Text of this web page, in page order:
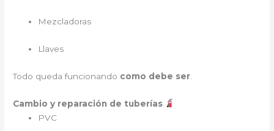
Mezcladoras
Llaves
Todo queda funcionando como debe ser
Cambio y reparación de tuberías
PVC